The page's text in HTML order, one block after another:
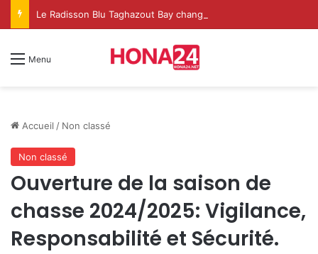
Menu
Accueil / Non classé
Non classé
Ouverture de la saison de
chasse 2024/2025: Vigilance,
Responsabilité et Sécurité.